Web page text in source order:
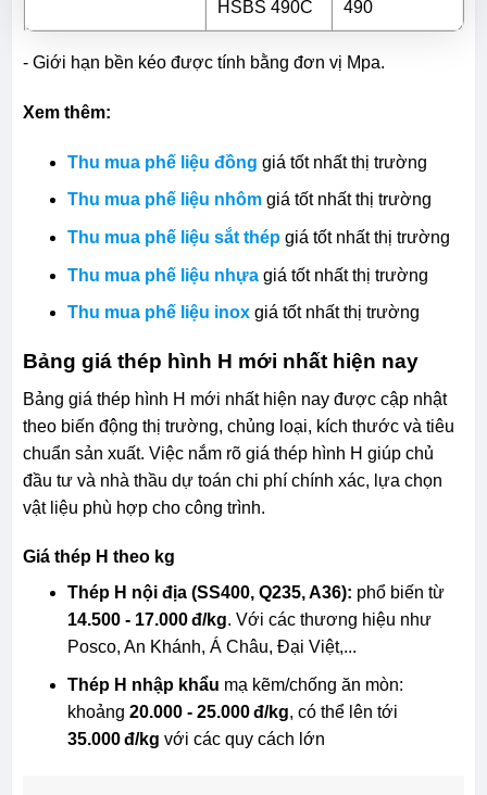
HSBS 490C 490
- Giới hạn bền kéo được tính bằng đơn vị Mpa.
Xem thêm:
Thu mua phế liệu đồng giá tốt nhất thị trường
Thu mua phế liệu nhômgiá tốt nhất thị trường
Thu mua phế liệu sắt thépgiá tốt nhất thị trường
Thu mua phế liệu nhựagiá tốt nhất thị trường
Thu mua phế liệu inoxgiá tốt nhất thị trường
Bảng giá thép hình H mới nhất hiện nay
Bảng giá thép hình H mới nhất hiện nay được cập nhật
theo biến động thị trường, chủng loại, kích thước và tiêu
chuẩn sản xuất. Việc nắm rõ giá thép hình H giúp chủ
đầu tư và nhà thầu dự toán chi phí chính xác, lựa chọn
vật liệu phù hợp cho công trình.
Giá thép H theo kg
Thép H nội địa (SS400, Q235, A36): phổ biến từ
14.500 - 17.000 đ/kg. Với các thương hiệu như
Posco, An Khánh, Á Châu, Đại Việt,...
Thép H nhập khẩu mạ kẽm/chống ăn mòn:
khoảng 20.000 - 25.000 đ/kg, có thể lên tới
35.000 đ/kg với các quy cách lớn